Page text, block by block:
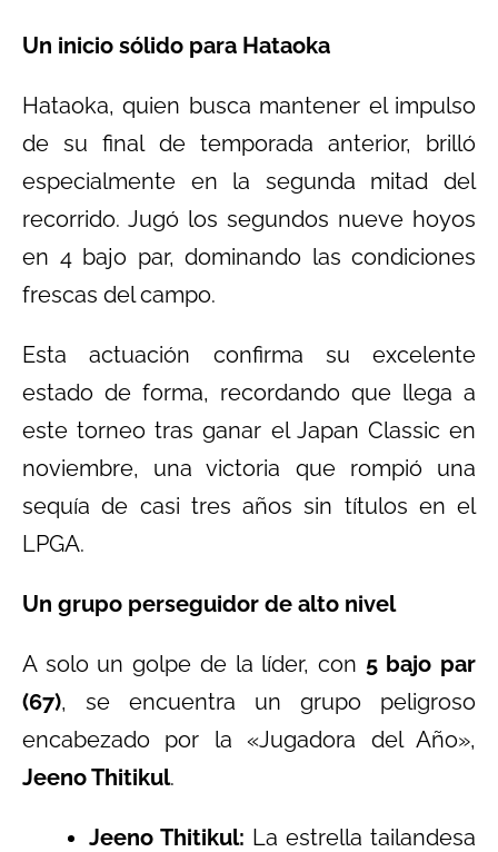
Un inicio sólido para Hataoka
Hataoka, quien busca mantener el impulso
de su final de temporada anterior, brilló
especialmente en la segunda mitad del
recorrido. Jugó los segundos nueve hoyos
en 4 bajo par, dominando las condiciones
frescas del campo.
Esta actuación confirma su excelente
estado de forma, recordando que llega a
este torneo tras ganar el Japan Classic en
noviembre, una victoria que rompió una
sequía de casi tres años sin títulos en el
LPGA.
Un grupo perseguidor de alto nivel
A solo un golpe de la líder, con 5 bajo par
(67), se encuentra un grupo peligroso
encabezado por la «Jugadora del Año»,
Jeeno Thitikul.
Jeeno Thitikul: La estrella tailandesa